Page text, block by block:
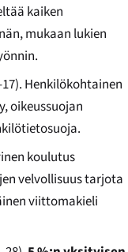
kaiken
mukaan lukien
Henkilökohtainen
oikeussuojan
koulutus
velvollisuus tarjota
viittomakieli